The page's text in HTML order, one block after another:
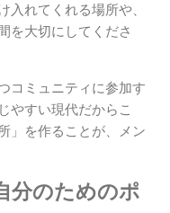
入れてくれる場所や、
を大切にしてくださ
コミュニティに参加す
やすい現代だからこ
」を作ることが、メン
分のためのポ